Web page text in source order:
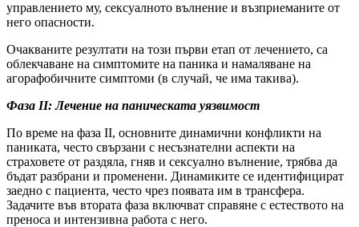
управлението му, сексуалното вълнение и възприеманите от
него опасности.
Очакваните резултати на този първи етап от лечението, са
облекчаване на симптомите на паника и намаляване на
агорафобичните симптоми (в случай, че има такива).
Фаза II: Лечение на паническата уязвимост
По време на фаза II, основните динамични конфликти на
паниката, често свързани с несъзнателни аспекти на
страховете от раздяла, гняв и сексуално вълнение, трябва да
бъдат разбрани и променени. Динамиките се идентифицират
заедно с пациента, често чрез появата им в трансфера.
Задачите във втората фаза включват справяне с естеството на
преноса и интензивна работа с него.